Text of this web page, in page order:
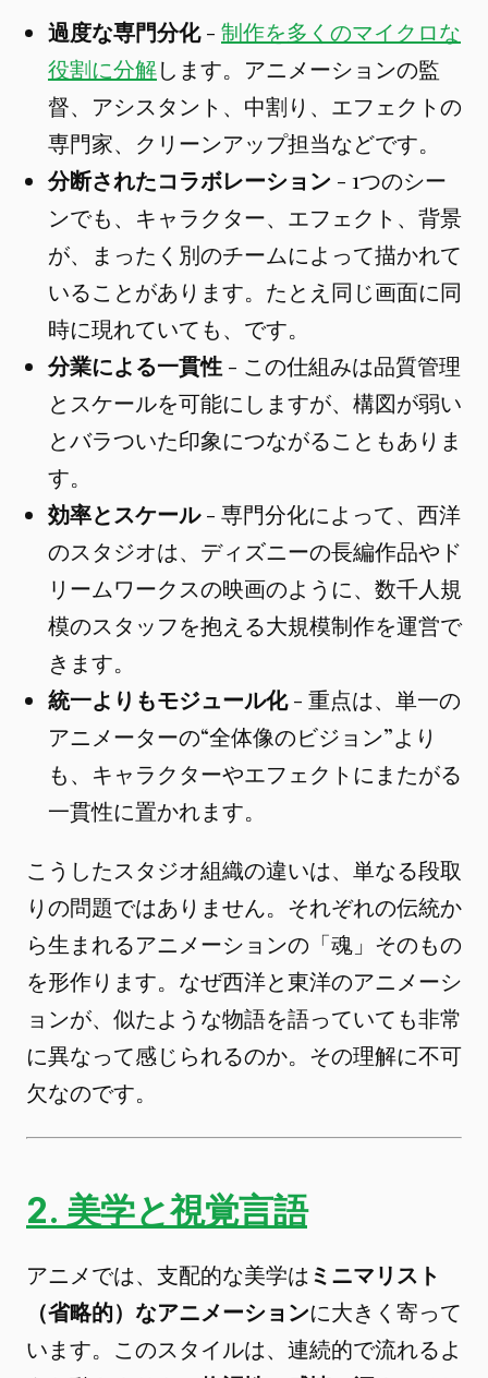
過度な専門分化- 制作を多くのマイクロな
役割に分解します。アニメーションの監
督、アシスタント、中割り、エフェクトの
専門家、クリーンアップ担当などです。
分断されたコラボレーション - 1つのシー
ンでも、キャラクター、エフェクト、背景
が、まったく別のチームによって描かれて
いることがあります。たとえ同じ画面に同
時に現れていても、です。
分業による一貫性 - この仕組みは品質管理
とスケールを可能にしますが、構図が弱い
とバラついた印象につながることもありま
す。
効率とスケール- 専門分化によって、西洋
のスタジオは、ディズニーの長編作品やド
リームワークスの映画のように、数千人規
模のスタッフを抱える大規模制作を運営で
きます。
統一よりもモジュール化- 重点は、単一の
アニメーターの“全体像のビジョン”より
も、キャラクターやエフェクトにまたがる
一貫性に置かれます。
こうしたスタジオ組織の違いは、単なる段取
りの問題ではありません。それぞれの伝統か
ら生まれるアニメーションの「魂」そのもの
を形作ります。なぜ西洋と東洋のアニメーシ
ョンが、似たような物語を語っていても非常
に異なって感じられるのか。その理解に不可
欠なのです。
2. 美学と視覚言語
アニメでは、支配的な美学は ミニマリスト
（省略的）なアニメーションに大きく寄って
います。このスタイルは、連続的で流れるよ